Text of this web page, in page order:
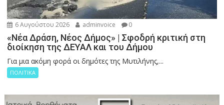
6 Αυγούστου 2026 adminvoice 0
«Νέα Δράση, Νέος Δήμος» | Σφοδρή κριτική στη
διοίκηση της ΔΕΥΑΛ και του Δήμου
Για μια ακόμη φορά οι δημότες της Μυτιλήνης,...
ΠΟΛΙΤΙΚΑ